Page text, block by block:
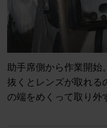
助手席側から作業開始
抜くとレンズが取れる
の端をめくって取り外